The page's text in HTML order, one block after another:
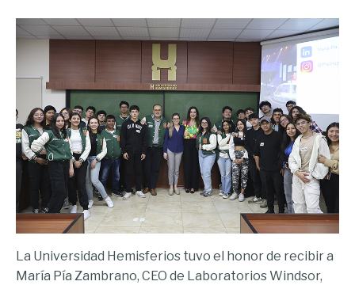
La Universidad Hemisferios tuvo el honor de recibir a
María Pía Zambrano, CEO de Laboratorios Windsor,